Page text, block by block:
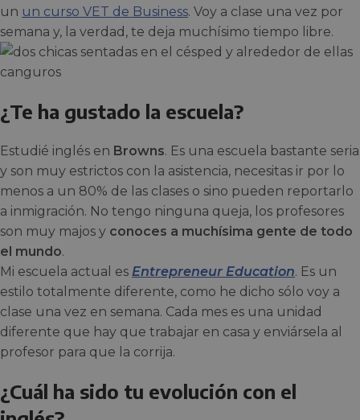
un un curso VET de Business. Voy a clase una vez por
semana y, la verdad, te deja muchísimo tiempo libre.
¿Te ha gustado la escuela?
Estudié inglés en Browns. Es una escuela bastante seria
y son muy estrictos con la asistencia, necesitas ir por lo
menos a un 80% de las clases o sino pueden reportarlo
a inmigración. No tengo ninguna queja, los profesores
son muy majos y conoces a muchísima gente de todo
el mundo.
Mi escuela actual es Entrepreneur Education. Es un
estilo totalmente diferente, como he dicho sólo voy a
clase una vez en semana. Cada mes es una unidad
diferente que hay que trabajar en casa y enviársela al
profesor para que la corrija.
¿Cuál ha sido tu evolución con el